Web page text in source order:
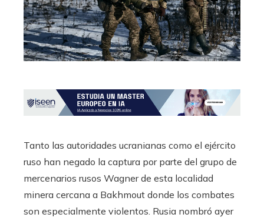
Tanto las autoridades ucranianas como el ejército
ruso han negado la captura por parte del grupo de
mercenarios rusos Wagner de esta localidad
minera cercana a Bakhmout donde los combates
son especialmente violentos. Rusia nombró ayer